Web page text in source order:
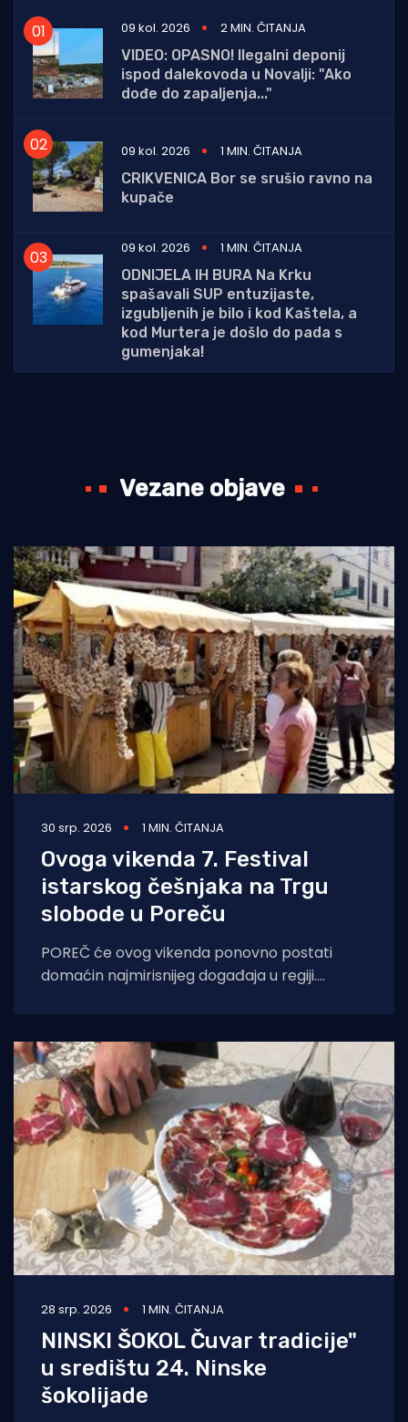
09 kol. 2026
2 MIN. ČITANJA
VIDEO: OPASNO! Ilegalni deponij
ispod dalekovoda u Novalji: "Ako
dođe do zapaljenja..."
09 kol. 2026
1 MIN. ČITANJA
CRIKVENICA Bor se srušio ravno na
kupače
09 kol. 2026
1 MIN. ČITANJA
ODNIJELA IH BURA Na Krku
spašavali SUP entuzijaste,
izgubljenih je bilo i kod Kaštela, a
kod Murtera je došlo do pada s
gumenjaka!
Vezane objave
30 srp. 2026 1 MIN. ČITANJA
Ovoga vikenda 7. Festival
istarskog češnjaka na Trgu
slobode u Poreču
POREČ će ovog vikenda ponovno postati
domaćin najmirisnijeg događaja u regiji.
28 srp. 2026 1 MIN. ČITANJA
NINSKI ŠOKOL Čuvar tradicije"
u središtu 24. Ninske
šokolijade